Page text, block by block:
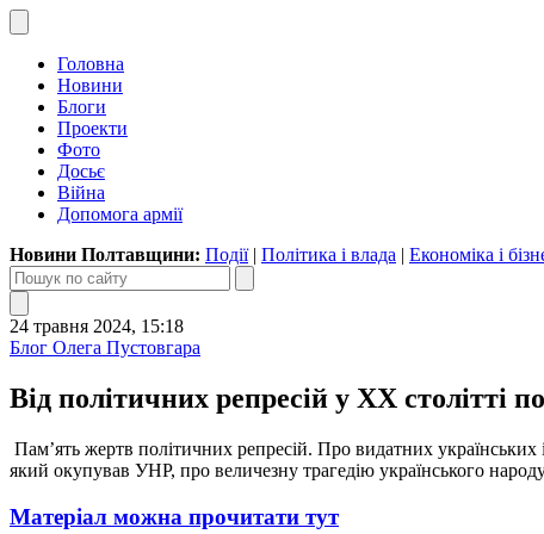
Головна
Новини
Блоги
Проекти
Фото
Досьє
Війна
Допомога армії
Новини Полтавщини: Події| Політика і влада | Економіка і
24 травня 2024, 15:18
Блог Олега Пустовгара
Від політичних репресій у ХХ
Пам’ять жертв політичних репресій. Про видатних
який окупував УНР, про величезну трагедію українського
Матеріал можна прочитати тут